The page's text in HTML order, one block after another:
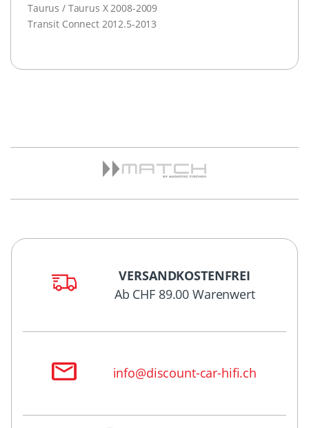
Taurus / Taurus X 2008-2009
Transit Connect 2012.5-2013
VERSANDKOSTENFREI
Ab CHF 89.00 Warenwert
info@discount-car-hifi.ch